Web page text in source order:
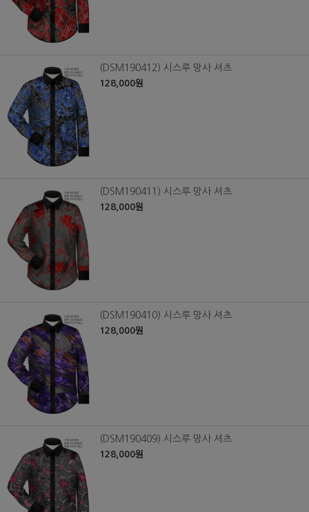
(DSM190412) 시스루 망사 셔츠
128,000원
(DSM190411) 시스루 망사 셔츠
128,000원
(DSM190410) 시스루 망사 셔츠
128,000원
(DSM190409) 시스루 망사 셔츠
128,000원